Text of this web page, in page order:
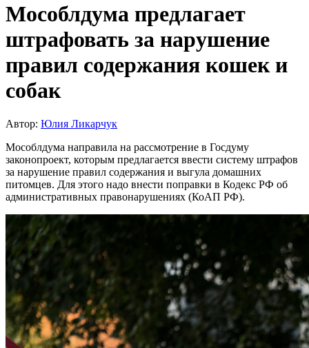
Мособлдума предлагает
штрафовать за нарушение
правил содержания кошек и
собак
Автор: Юлия Ликарчук
Мособлдума направила на рассмотрение в Госдуму
законопроект, которым предлагается ввести систему штрафов
за нарушение правил содержания и выгула домашних
питомцев. Для этого надо внести поправки в Кодекс РФ об
административных правонарушениях (КоАП РФ).